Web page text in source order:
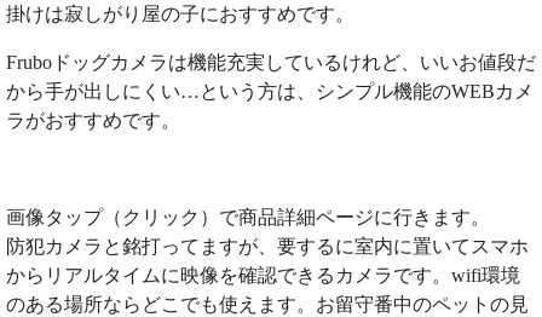
掛けは寂しがり屋の子におすすめです。
Fruboドッグカメラは機能充実しているけれど、いいお値段だ
から手が出しにくい…という方は、シンプル機能のWEBカメ
ラがおすすめです。
画像タップ（クリック）で商品詳細ページに行きます。
防犯カメラと銘打ってますが、要するに室内に置いてスマホ
からリアルタイムに映像を確認できるカメラです。wifi環境
のある場所ならどこでも使えます。お留守番中のペットの見